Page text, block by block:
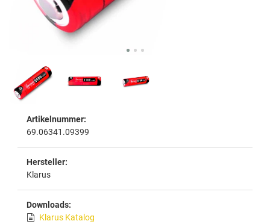
Artikelnummer:
69.06341.09399
Hersteller:
Klarus
Downloads:
Klarus Katalog